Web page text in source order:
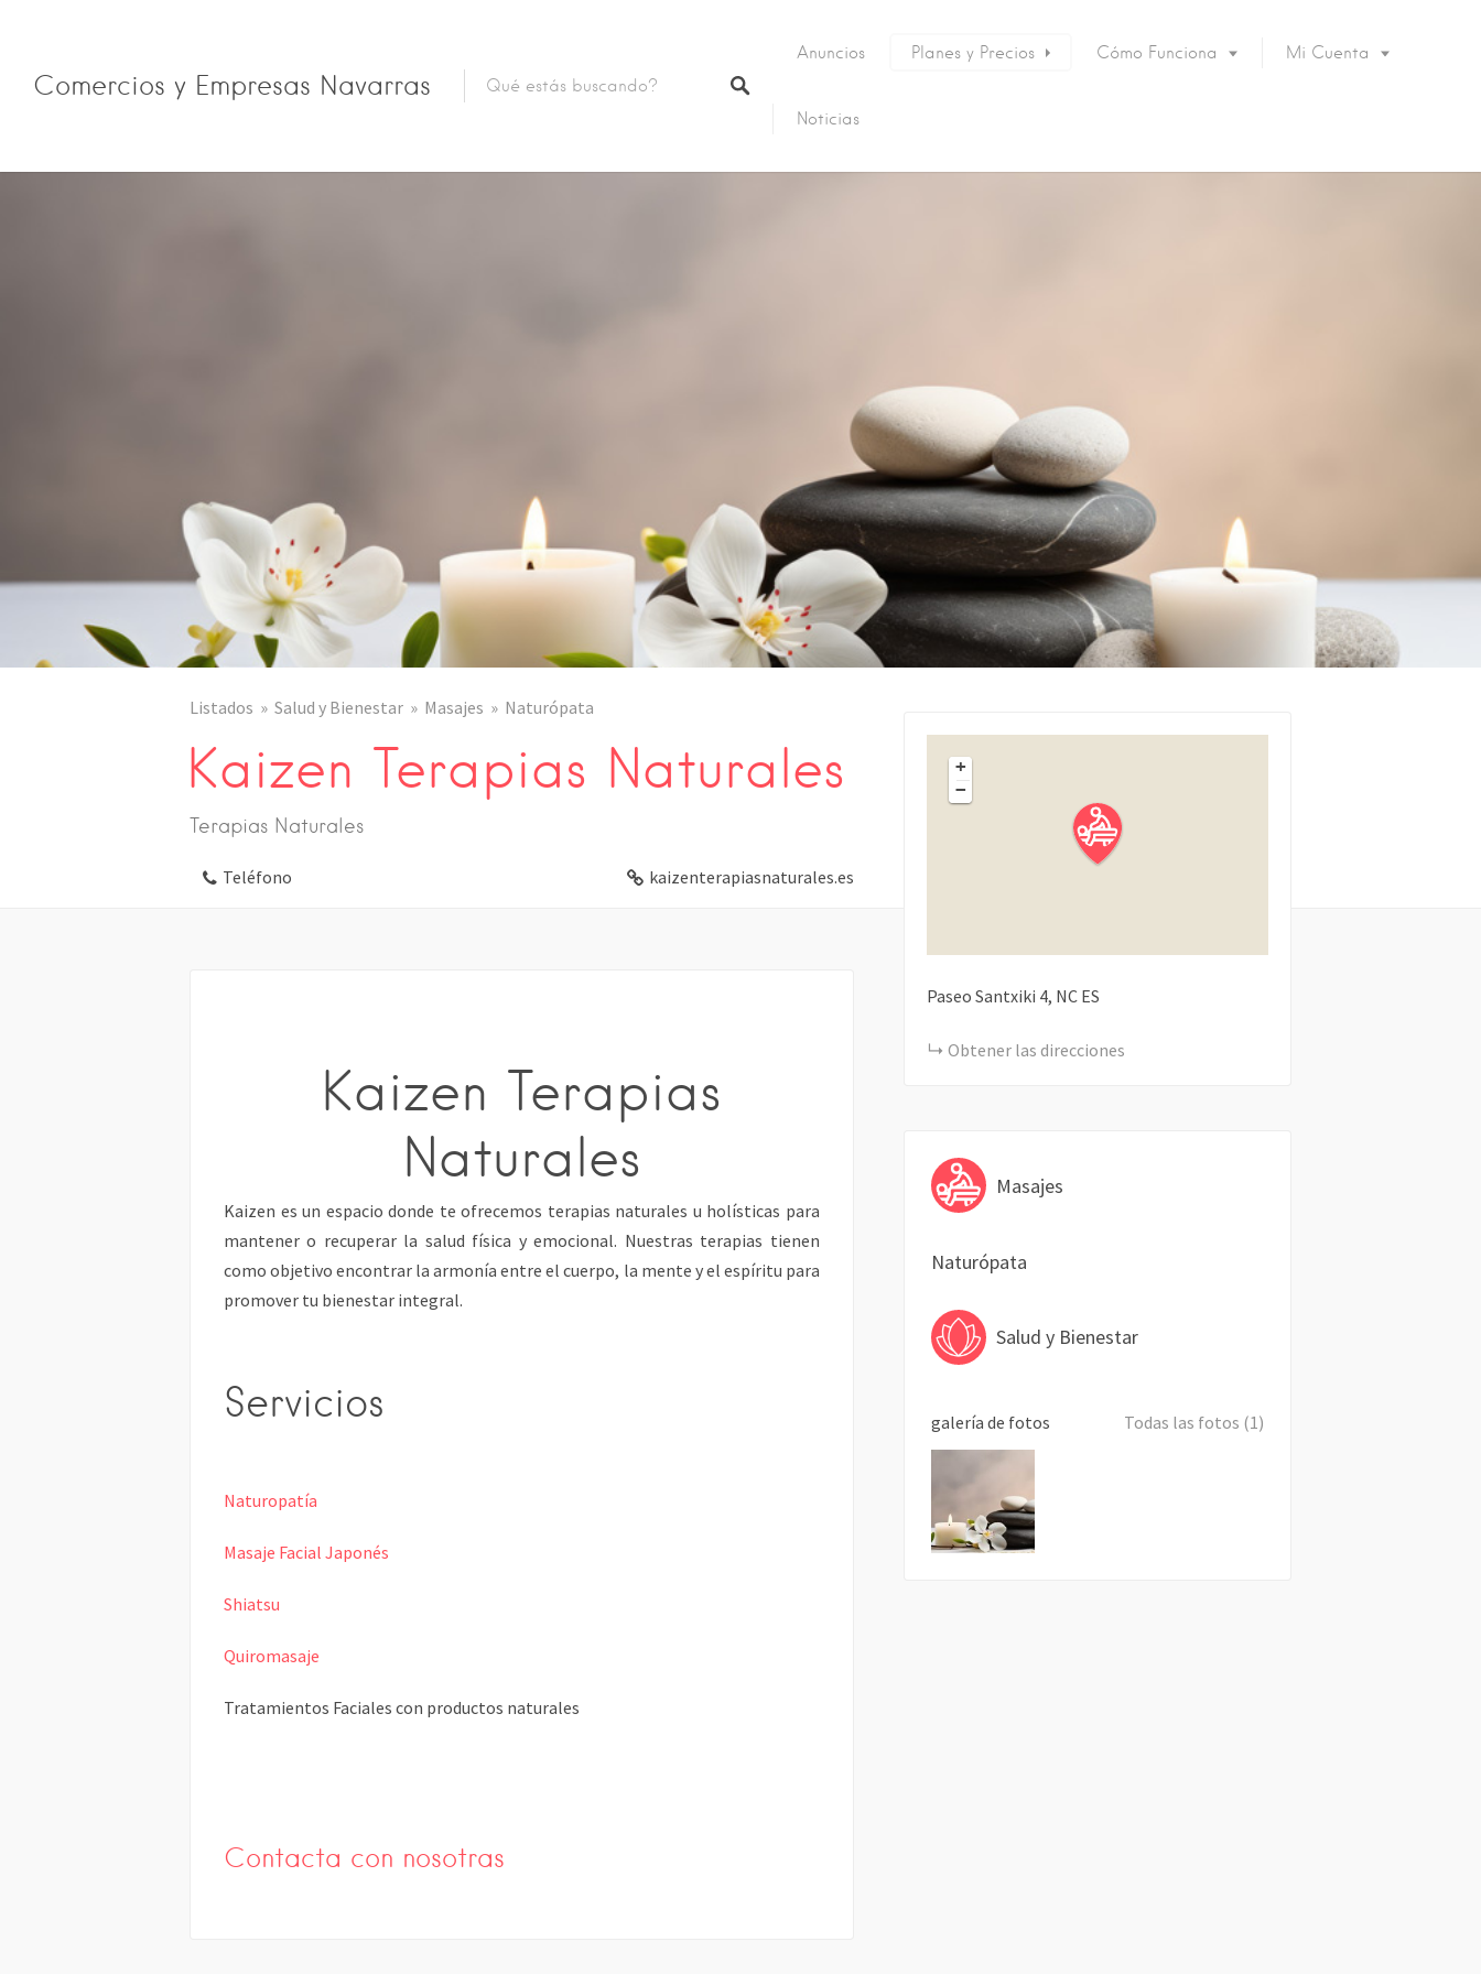
Comercios y Empresas Navarras
Anuncios Planes y Precios Cómo Funciona Mi Cuenta
Noticias
Listados Salud y Bienestar Masajes Naturópata
Kaizen Terapias Naturales
Terapias Naturales
Teléfono kaizenterapiasnaturales.es
Kaizen Terapias
Naturales
Kaizen es un espacio donde te ofrecemos terapias naturales u holísticas para
mantener o recuperar la salud física y emocional. Nuestras terapias tienen
como objetivo encontrar la armonía entre el cuerpo, la mente y el espíritu para
promover tu bienestar integral.
Servicios
Naturopatía
Masaje Facial Japonés
Shiatsu
Quiromasaje
Tratamientos Faciales con productos naturales
Contacta con nosotras
+
−
Paseo Santxiki 4 NC ES
Obtener las direcciones
Masajes
Naturópata
Salud y Bienestar
galería de fotos Todas las fotos (1)